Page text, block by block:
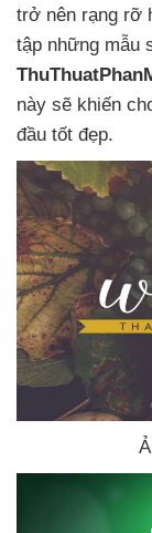
trở nên rạng rỡ
tập những mẫu
này sẽ khiến
đầu tốt đẹp.